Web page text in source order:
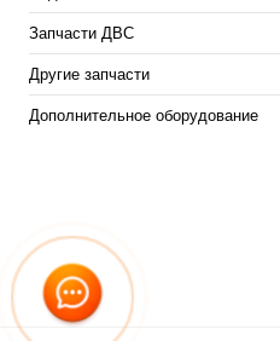
Запчасти ДВС
Другие запчасти
Дополнительное оборудование